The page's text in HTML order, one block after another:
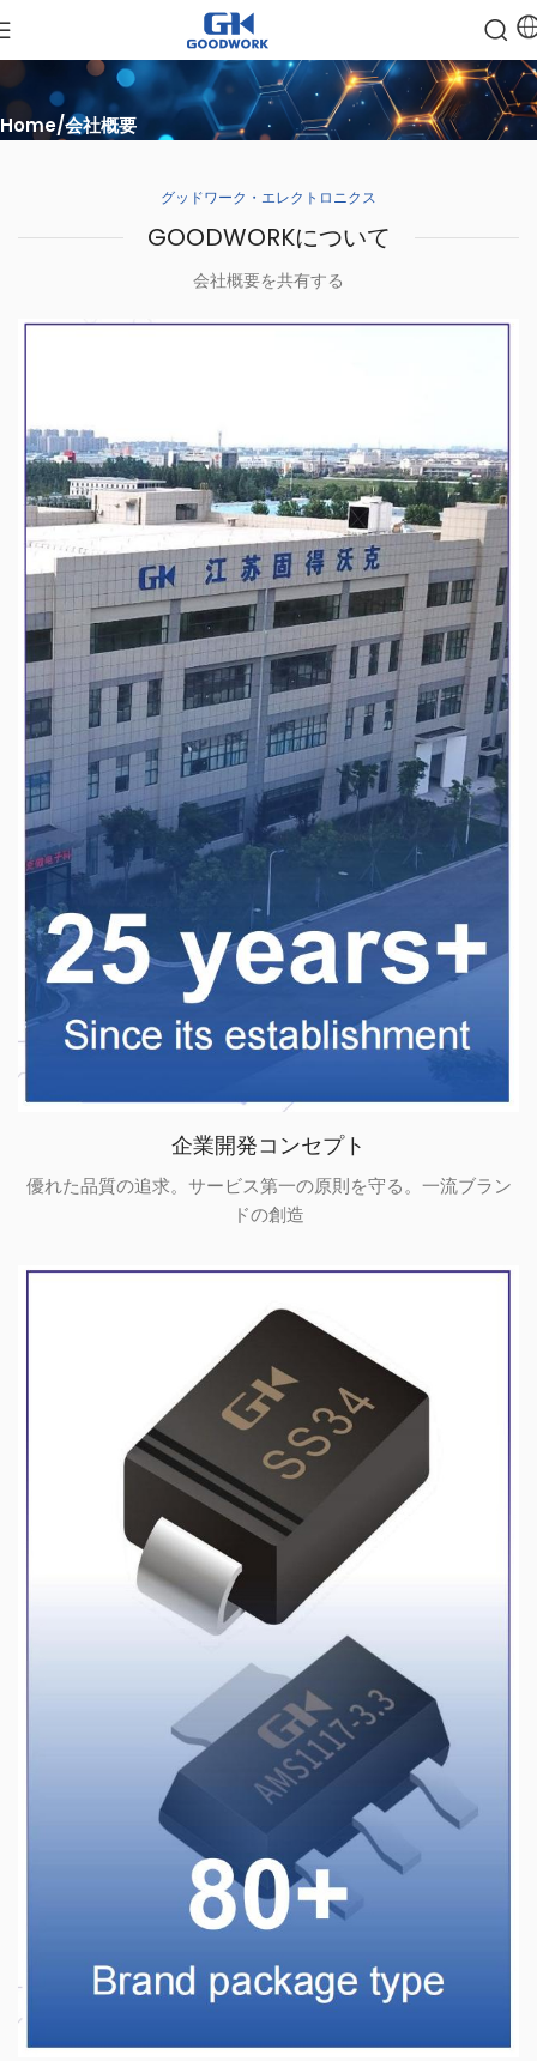
Home 会社概要
グッドワーク・エレクトロニクス
GOODWORKについて
会社概要を共有する
企業開発コンセプト
優れた品質の追求。サービス第一の原則を守る。一流ブラン
ドの創造